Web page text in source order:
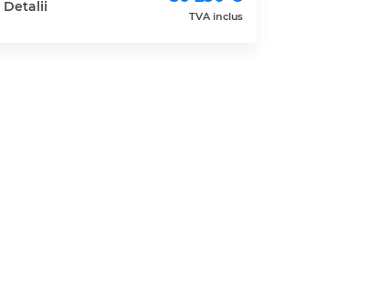
Detalii
TVA inclus